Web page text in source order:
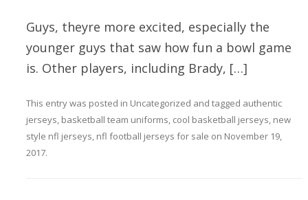
Guys, theyre more excited, especially the
younger guys that saw how fun a bowl game
is. Other players, including Brady, […]
This entry was posted in Uncategorized and tagged authentic
jerseys, basketball team uniforms, cool basketball jerseys, new
style nfl jerseys, nfl football jerseys for sale on November 19,
2017.